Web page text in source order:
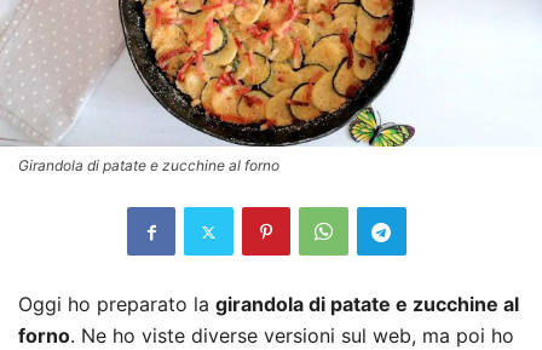
Girandola di patate e zucchine al forno
Oggi ho preparato la girandola di patate e zucchine al
forno. Ne ho viste diverse versioni sul web, ma poi ho